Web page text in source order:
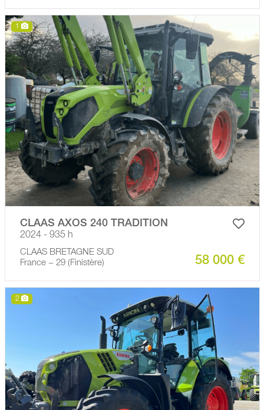
1
CLAAS AXOS 240 TRADITION
2024 - 935 h
CLAAS BRETAGNE SUD
France − 29 (Finistère)
58 000 €
2